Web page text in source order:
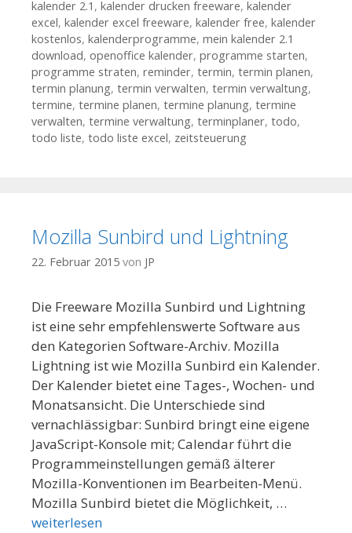
kalender 2.1 , kalender drucken freeware, kalender
excel, kalender excel freeware, kalender free, kalender
kostenlos, kalenderprogramme, mein kalender 2.1
download, openoffice kalender, programme starten,
programme straten, reminder, termin, termin planen,
termin planung, termin verwalten, termin verwaltung,
termine, termine planen, termine planung, termine
verwalten, termine verwaltung, terminplaner, todo,
todo liste, todo liste excel, zeitsteuerung
Mozilla Sunbird und Lightning
22. Februar 2015 von JP
Die Freeware Mozilla Sunbird und Lightning
ist eine sehr empfehlenswerte Software aus
den Kategorien Software-Archiv. Mozilla
Lightning ist wie Mozilla Sunbird ein Kalender.
Der Kalender bietet eine Tages-, Wochen- und
Monatsansicht. Die Unterschiede sind
vernachlässigbar: Sunbird bringt eine eigene
JavaScript-Konsole mit; Calendar führt die
Programmeinstellungen gemäß älterer
Mozilla-Konventionen im Bearbeiten-Menü.
Mozilla Sunbird bietet die Möglichkeit, …
weiterlesen